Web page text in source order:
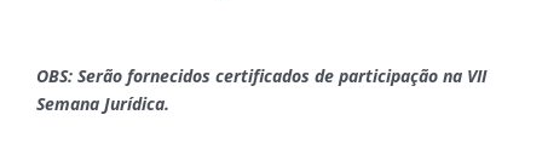
OBS: Serão fornecidos certificados de participação na VII
Semana Jurídica.